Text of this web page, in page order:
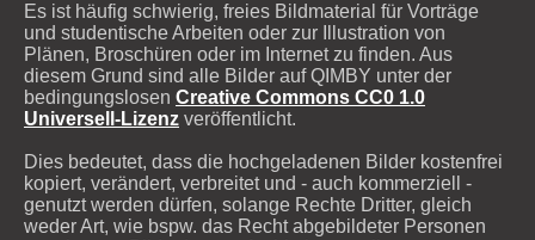
Es ist häufig schwierig, freies Bildmaterial für Vorträge
und studentische Arbeiten oder zur Illustration von
Plänen, Broschüren oder im Internet zu finden. Aus
diesem Grund sind alle Bilder auf QIMBY unter der
bedingungslosen Creative Commons CC0 1.0
Universell-Lizenz veröffentlicht.
Dies bedeutet, dass die hochgeladenen Bilder kostenfrei
kopiert, verändert, verbreitet und - auch kommerziell -
genutzt werden dürfen, solange Rechte Dritter, gleich
weder Art, wie bspw. das Recht abgebildeter Personen